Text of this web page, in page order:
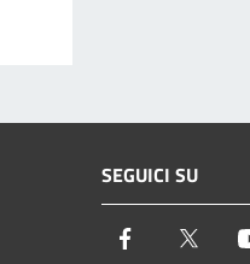
SEGUICI SU
Facebook